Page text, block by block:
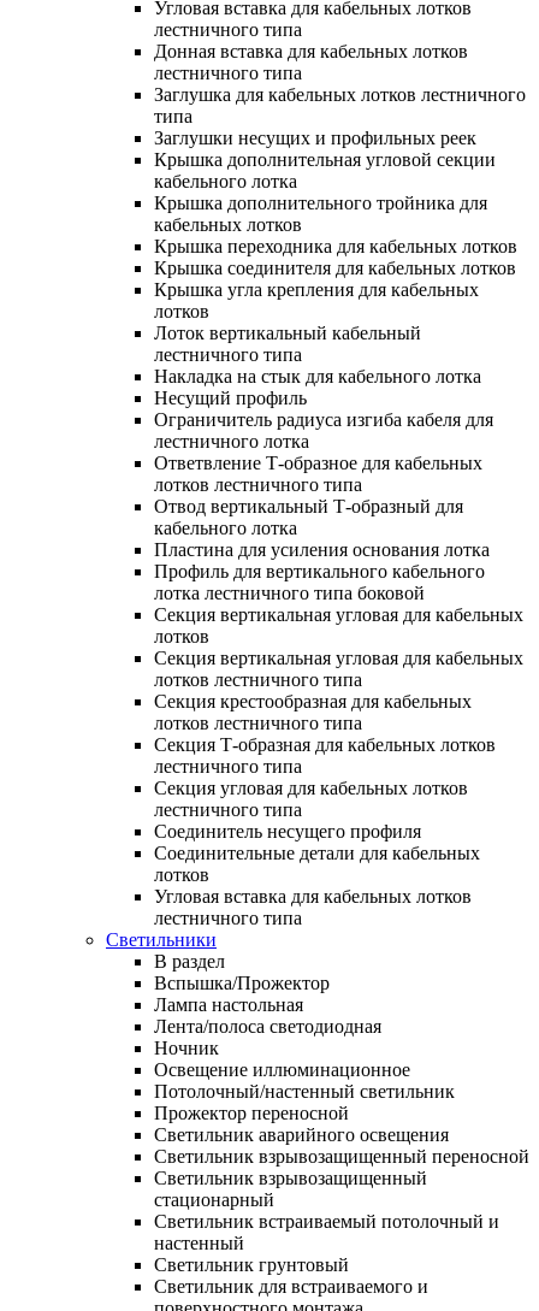
Угловая вставка для кабельных лотков
лестничного типа
Донная вставка для кабельных лотков
лестничного типа
Заглушка для кабельных лотков лестничного
типа
Заглушки несущих и профильных реек
Крышка дополнительная угловой секции
кабельного лотка
Крышка дополнительного тройника для
кабельных лотков
Крышка переходника для кабельных лотков
Крышка соединителя для кабельных лотков
Крышка угла крепления для кабельных
лотков
Лоток вертикальный кабельный
лестничного типа
Накладка на стык для кабельного лотка
Несущий профиль
Ограничитель радиуса изгиба кабеля для
лестничного лотка
Ответвление Т-образное для кабельных
лотков лестничного типа
Отвод вертикальный Т-образный для
кабельного лотка
Пластина для усиления основания лотка
Профиль для вертикального кабельного
лотка лестничного типа боковой
Секция вертикальная угловая для кабельных
лотков
Секция вертикальная угловая для кабельных
лотков лестничного типа
Секция крестообразная для кабельных
лотков лестничного типа
Секция Т-образная для кабельных лотков
лестничного типа
Секция угловая для кабельных лотков
лестничного типа
Соединитель несущего профиля
Соединительные детали для кабельных
лотков
Угловая вставка для кабельных лотков
лестничного типа
Светильники
В раздел
Вспышка/Прожектор
Лампа настольная
Лента/полоса светодиодная
Ночник
Освещение иллюминационное
Потолочный/настенный светильник
Прожектор переносной
Светильник аварийного освещения
Светильник взрывозащищенный переносной
Светильник взрывозащищенный
стационарный
Светильник встраиваемый потолочный и
настенный
Светильник грунтовый
Светильник для встраиваемого и